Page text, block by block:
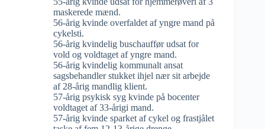
maskerede mænd.
56-årig kvinde overfaldet af yngre mand på
cykelsti.
56-årig kvindelig buschauffør udsat for
vold og voldtaget af yngre mand.
56-årig kvindelig kommunalt ansat
sagsbehandler stukket ihjel nær sit arbejde
af 28-årig mandlig klient.
57-årig psykisk syg kvinde på bocenter
voldtaget af 33-årigi mand.
57-årig kvinde sparket af cykel og frastjålet